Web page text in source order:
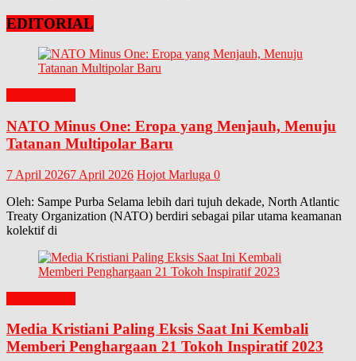
EDITORIAL
NATO Minus One: Eropa yang Menjauh, Menuju
Tatanan Multipolar Baru
7 April 20267 April 2026 Hojot Marluga 0
Oleh: Sampe Purba Selama lebih dari tujuh dekade, North Atlantic
Treaty Organization (NATO) berdiri sebagai pilar utama keamanan
kolektif di
Media Kristiani Paling Eksis Saat Ini Kembali
Memberi Penghargaan 21 Tokoh Inspiratif 2023